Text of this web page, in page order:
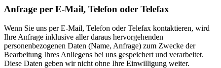
Anfrage per E-Mail, Telefon oder Telefax
Wenn Sie uns per E-Mail, Telefon oder Telefax kontaktieren, wird
Ihre Anfrage inklusive aller daraus hervorgehenden
personenbezogenen Daten (Name, Anfrage) zum Zwecke der
Bearbeitung Ihres Anliegens bei uns gespeichert und verarbeitet.
Diese Daten geben wir nicht ohne Ihre Einwilligung weiter.